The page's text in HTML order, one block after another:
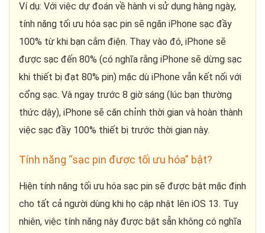
Ví dụ: Với việc dự đoán về hành vi sử dụng hàng ngày,
tính năng tối ưu hóa sạc pin sẽ ngăn iPhone sạc đầy
100% từ khi bạn cắm điện. Thay vào đó, iPhone sẽ
được sạc đến 80% (có nghĩa rằng iPhone sẽ dừng sạc
khi thiết bị đạt 80% pin) mặc dù iPhone vẫn kết nối với
cổng sạc. Và ngay trước 8 giờ sáng (lúc bạn thường
thức dậy), iPhone sẽ căn chỉnh thời gian và hoàn thành
việc sạc đầy 100% thiết bị trước thời gian này.
Tính năng “sạc pin được tối ưu hóa” bật?
Hiện tính năng tối ưu hóa sạc pin sẽ được bật mặc định
cho tất cả người dùng khi họ cập nhật lên iOS 13. Tuy
nhiên, việc tính năng này được bật sẵn không có nghĩa